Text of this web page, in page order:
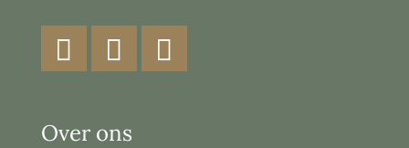
FacebookInstagram
Over ons